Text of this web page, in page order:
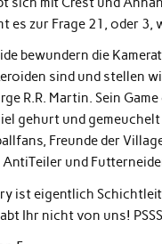
es zur Frage 21, oder 3,
bewundern die
sind und stellen
R.R. Martin. Sein
gehurt und gemeuchelt
Freunde der
und
ist eigentlich
Ihr nicht von uns!